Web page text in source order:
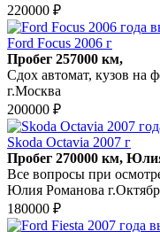
220000 ₽
Ford Focus 2006 г
Пробег 257000 км,
Сдох автомат, кузов на
г.Москва
200000 ₽
Skoda Octavia 2007 г
Пробег 270000 км,
Все вопросы при
Юлия Романова
180000 ₽